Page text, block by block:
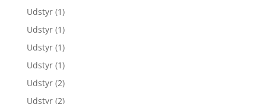
Udstyr (1)
Udstyr (1)
Udstyr (1)
Udstyr (1)
Udstyr (2)
Udstyr (2)